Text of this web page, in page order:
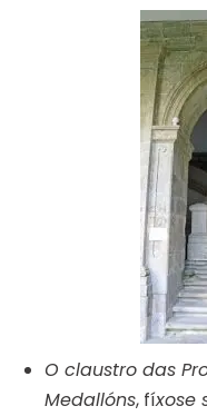
O claustro das
Medallóns, fíxose